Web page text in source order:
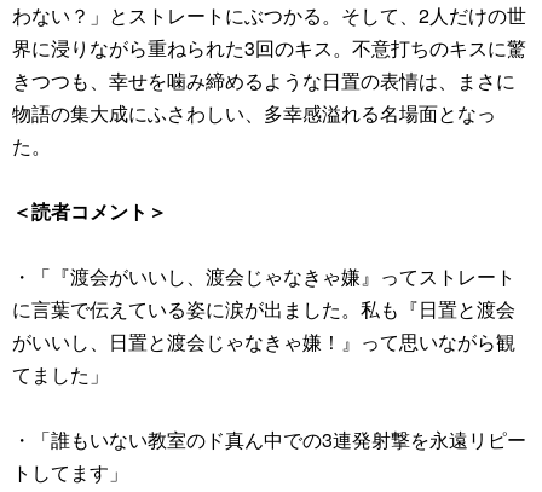
わない？」とストレートにぶつかる。そして、2人だけの世
界に浸りながら重ねられた3回のキス。不意打ちのキスに驚
きつつも、幸せを噛み締めるような日置の表情は、まさに
物語の集大成にふさわしい、多幸感溢れる名場面となっ
た。
＜読者コメント＞
・「『渡会がいいし、渡会じゃなきゃ嫌』ってストレート
に言葉で伝えている姿に涙が出ました。私も『日置と渡会
がいいし、日置と渡会じゃなきゃ嫌！』って思いながら観
てました」
・「誰もいない教室のド真ん中での3連発射撃を永遠リピー
トしてます」